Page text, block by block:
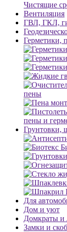
Чистящие
Вентиляция
ГВЛ, ГКЛ,
Герметики,
пены
пены и
Грунтовки,
Для
Дом и уют
Домкраты и
Замки и